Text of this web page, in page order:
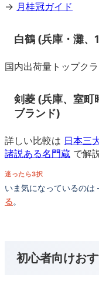
→ 月桂冠ガイド
白鶴 (兵庫・灘、
国内出荷量トップクラ
剣菱 (兵庫、室町
ブランド)
詳しい比較は 日本三
諸説ある名門蔵 で解
迷ったら3択
いま気になっているの
る。
初心者向けお